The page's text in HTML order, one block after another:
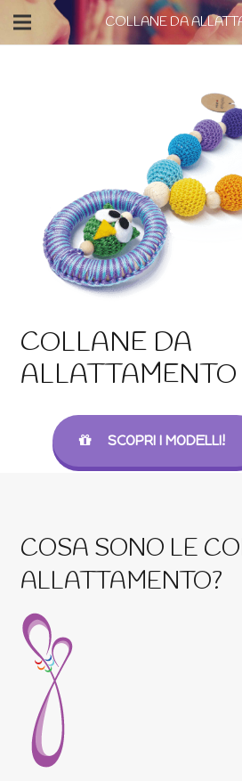
COLLANE DA
COLLANE DA
ALLATTAMENTO
SCOPRI I MODELLI!
COSA SONO LE
ALLATTAMENTO?